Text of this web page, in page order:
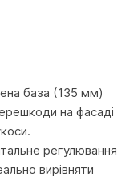
база (135 мм)
на фасаді
регулювання
вирівняти